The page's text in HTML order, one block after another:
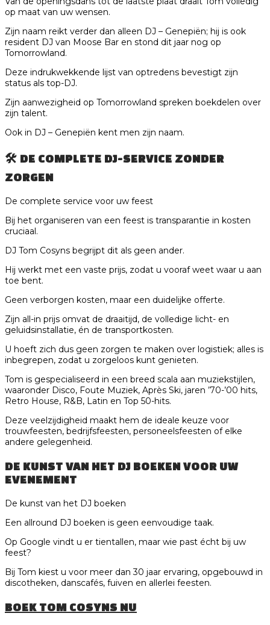
op maat van uw wensen.
Zijn naam reikt verder dan alleen DJ – Genepiën; hij is ook
resident DJ van Moose Bar en stond dit jaar nog op
Tomorrowland.
Deze indrukwekkende lijst van optredens bevestigt zijn
status als top-DJ.
Zijn aanwezigheid op Tomorrowland spreken boekdelen over
zijn talent.
Ook in DJ – Genepiën kent men zijn naam.
🛠️ DE COMPLETE DJ-SERVICE ZONDER
ZORGEN
De complete service voor uw feest
Bij het organiseren van een feest is transparantie in kosten
cruciaal.
DJ Tom Cosyns begrijpt dit als geen ander.
Hij werkt met een vaste prijs, zodat u vooraf weet waar u aan
toe bent.
Geen verborgen kosten, maar een duidelijke offerte.
Zijn all-in prijs omvat de draaitijd, de volledige licht- en
geluidsinstallatie, én de transportkosten.
U hoeft zich dus geen zorgen te maken over logistiek; alles is
inbegrepen, zodat u zorgeloos kunt genieten.
Tom is gespecialiseerd in een breed scala aan muziekstijlen,
waaronder Disco, Foute Muziek, Après Ski, jaren ’70-’00 hits,
Retro House, R&B, Latin en Top 50-hits.
Deze veelzijdigheid maakt hem de ideale keuze voor
trouwfeesten, bedrijfsfeesten, personeelsfeesten of elke
andere gelegenheid.
DE KUNST VAN HET DJ BOEKENVOOR UW
EVENEMENT
De kunst van het DJ boeken
Een allround DJ boeken is geen eenvoudige taak.
Op Google vindt u er tientallen, maar wie past écht bij uw
feest?
Bij Tom kiest u voor meer dan 30 jaar ervaring, opgebouwd in
discotheken, danscafés, fuiven en allerlei feesten.
BOEK TOM COSYNS NU